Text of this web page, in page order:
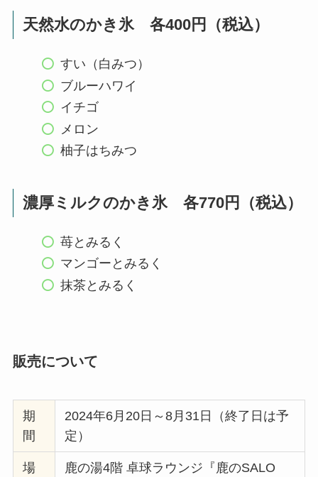
天然水のかき氷 各400円（税込）
すい（白みつ）
ブルーハワイ
イチゴ
メロン
柚子はちみつ
濃厚ミルクのかき氷 各770円（税込）
苺とみるく
マンゴーとみるく
抹茶とみるく
販売について
期
間
2024年6月20日～8月31日（終了日は予
定）
場
鹿の湯4階 卓球ラウンジ『鹿のSALO